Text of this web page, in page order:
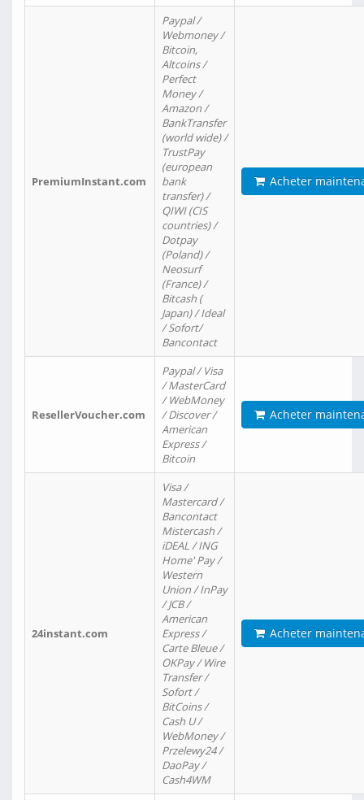
PremiumInstant.com
Paypal /
Webmoney /
Bitcoin,
Altcoins /
Perfect
Money /
Amazon /
BankTransfer
(world wide) /
TrustPay
(european
bank
transfer) /
QIWI (CIS
countries) /
Dotpay
(Poland) /
Neosurf
(France) /
Bitcash (
Japan) / Ideal
/ Sofort/
Bancontact
Acheter
ResellerVoucher.com
Paypal / Visa
/ MasterCard
/ WebMoney
/ Discover /
American
Express /
Bitcoin
Acheter
24instant.com
Visa /
Mastercard /
Bancontact
Mistercash /
iDEAL / ING
Home' Pay /
Western
Union / InPay
/ JCB /
American
Express /
Carte Bleue /
OKPay / Wire
Transfer /
Sofort /
BitCoins /
Cash U /
WebMoney /
Przelewy24 /
DaoPay /
Cash4WM
Acheter